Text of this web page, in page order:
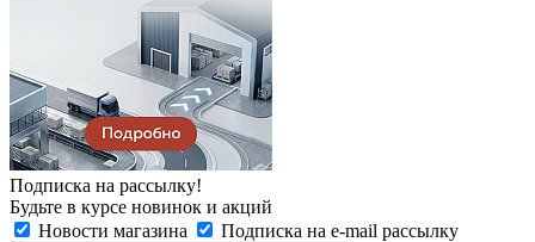
Подписка на рассылку!
Будьте в курсе новинок и акций
Новости магазина
Подписка на e-mail рассылку